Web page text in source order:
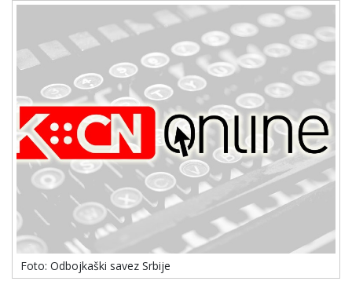
Foto: Odbojkaški savez Srbije